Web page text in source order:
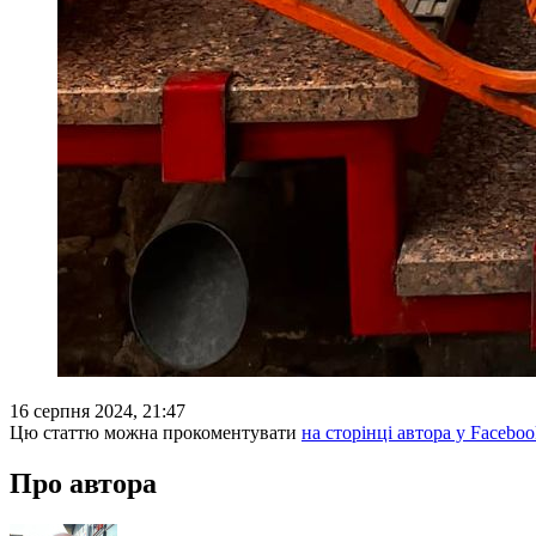
16 серпня 2024, 21:47
Цю статтю можна прокоментувати на сторінці автора у
Про автора